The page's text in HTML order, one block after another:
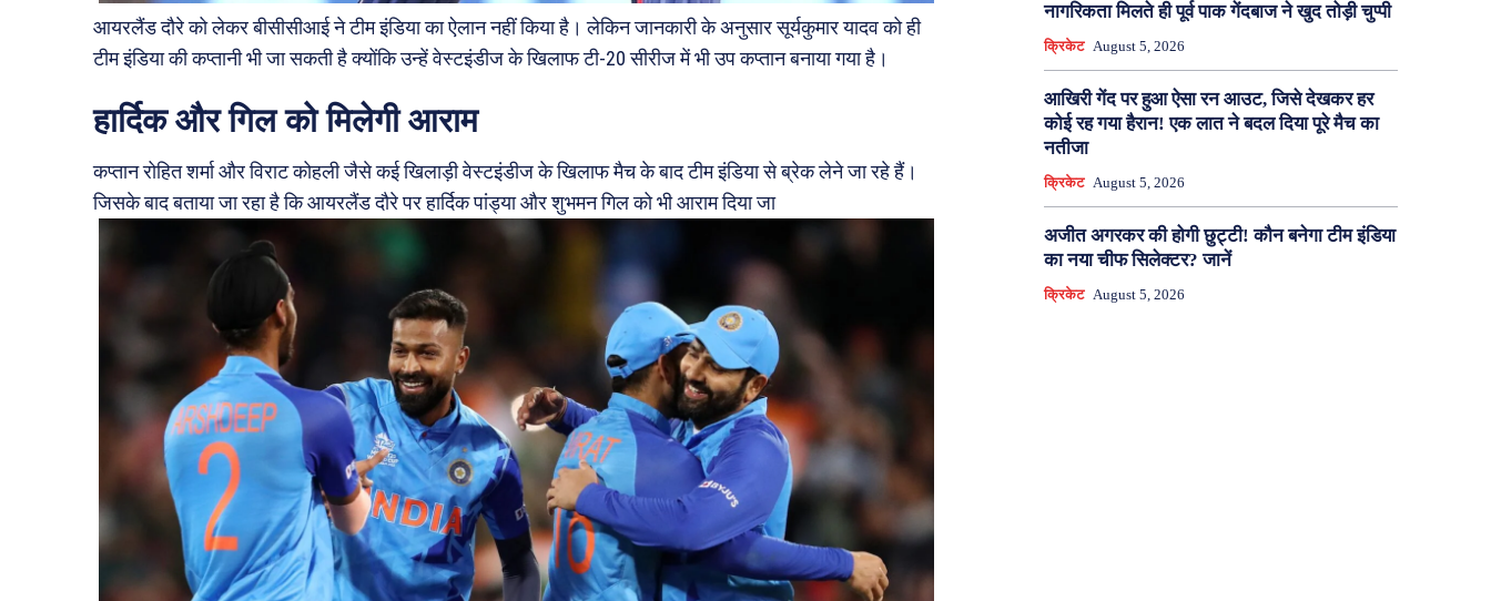
आयरलैंड दौरे को लेकर बीसीसीआई ने टीम इंडिया का ऐलान नहीं किया है। लेकिन जानकारी के अनुसार सूर्यकुमार यादव को ही
टीम इंडिया की कप्तानी भी जा सकती है क्योंकि उन्हें वेस्टइंडीज के खिलाफ टी-20 सीरीज में भी उप कप्तान बनाया गया है।
हार्दिक और गिल को मिलेगी आराम
कप्तान रोहित शर्मा और विराट कोहली जैसे कई खिलाड़ी वेस्टइंडीज के खिलाफ मैच के बाद टीम इंडिया से ब्रेक लेने जा रहे हैं।
जिसके बाद बताया जा रहा है कि आयरलैंड दौरे पर हार्दिक पांड्या और शुभमन गिल को भी आराम दिया जा
नागरिकता मिलते ही पूर्व पाक गेंदबाज ने खुद तोड़ी चुप्पी
क्रिकेट August 5, 2026
आखिरी गेंद पर हुआ ऐसा रन आउट, जिसे देखकर हर
कोई रह गया हैरान! एक लात ने बदल दिया पूरे मैच का
नतीजा
क्रिकेट August 5, 2026
अजीत अगरकर की होगी छुट्टी! कौन बनेगा टीम इंडिया
का नया चीफ सिलेक्टर? जानें
क्रिकेट August 5, 2026